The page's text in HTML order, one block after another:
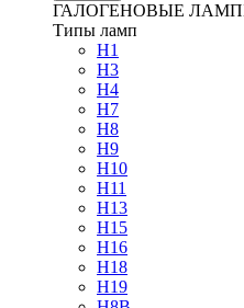
ГАЛОГЕНОВЫЕ
Типы ламп
H1
H3
H4
H7
H8
H9
H10
H11
H13
H15
H16
H18
H19